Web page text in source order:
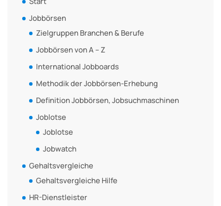
Jobbörsen
Zielgruppen Branchen & Berufe
Jobbörsen von A – Z
International Jobboards
Methodik der Jobbörsen-Erhebung
Definition Jobbörsen, Jobsuchmaschinen
Joblotse
Joblotse
Jobwatch
Gehaltsvergleiche
Gehaltsvergleiche Hilfe
HR-Dienstleister